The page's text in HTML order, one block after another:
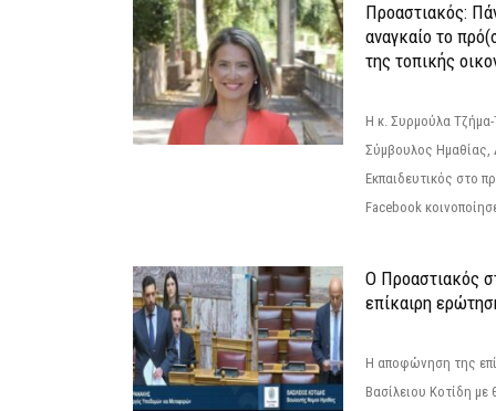
Προαστιακός:
αναγκαίο το
της τοπικής
Η κ. Συρμούλα
Σύμβουλος Ημαθίας,
Εκπαιδευτικός στο
Facebook
Ο Προαστιακός
επίκαιρη
Η αποφώνηση της
Βασίλειου Κοτίδη με